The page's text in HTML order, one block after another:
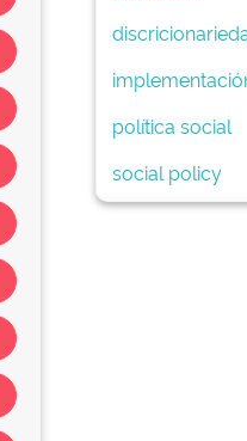
política social
social policy